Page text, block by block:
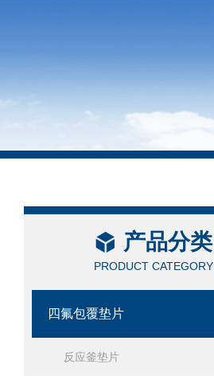
产品分类
PRODUCT CATEGORY
四氟包覆垫片
反应釜垫片